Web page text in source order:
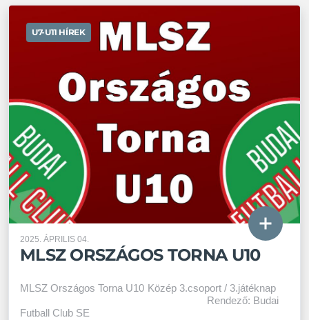
U7-U11 HÍREK
2025. ÁPRILIS 04.
MLSZ ORSZÁGOS TORNA U10
MLSZ Országos Torna U10 Közép 3.csoport / 3.játéknap
Rendező: Budai
Futball Club SE